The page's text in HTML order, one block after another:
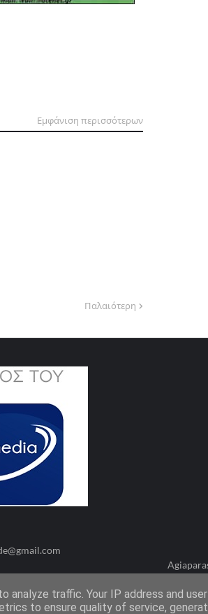
Εμφάνιση περισσότερων
Παλαιότερη
analyze traffic. Your IP address and
to ensure quality of service,